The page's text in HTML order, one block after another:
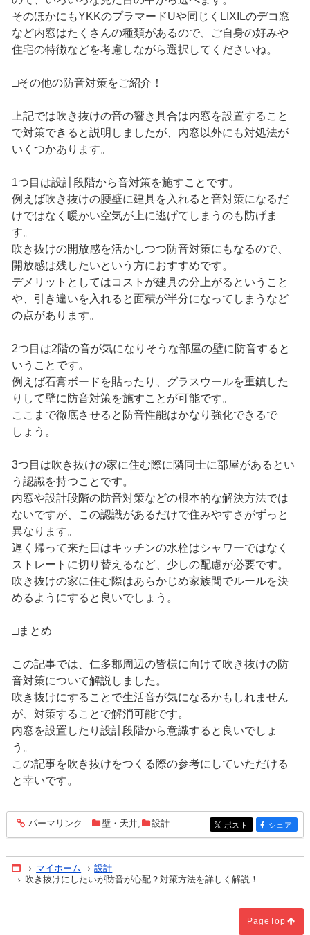
そのほかにもYKKのプラマードUや同じくLIXILのデコ窓
など内窓はたくさんの種類があるので、ご自身の好みや
住宅の特徴などを考慮しながら選択してくださいね。
□その他の防音対策をご紹介！
上記では吹き抜けの音の響き具合は内窓を設置すること
で対策できると説明しましたが、内窓以外にも対処法が
いくつかあります。
1つ目は設計段階から音対策を施すことです。
例えば吹き抜けの腰壁に建具を入れると音対策になるだ
けではなく暖かい空気が上に逃げてしまうのも防げま
す。
吹き抜けの開放感を活かしつつ防音対策にもなるので、
開放感は残したいという方におすすめです。
デメリットとしてはコストが建具の分上がるということ
や、引き違いを入れると面積が半分になってしまうなど
の点があります。
2つ目は2階の音が気になりそうな部屋の壁に防音すると
いうことです。
例えば石膏ボードを貼ったり、グラスウールを重鎮した
りして壁に防音対策を施すことが可能です。
ここまで徹底させると防音性能はかなり強化できるで
しょう。
3つ目は吹き抜けの家に住む際に隣同士に部屋があるとい
う認識を持つことです。
内窓や設計段階の防音対策などの根本的な解決方法では
ないですが、この認識があるだけで住みやすさがずっと
異なります。
遅く帰って来た日はキッチンの水栓はシャワーではなく
ストレートに切り替えるなど、少しの配慮が必要です。
吹き抜けの家に住む際はあらかじめ家族間でルールを決
めるようにすると良いでしょう。
□まとめ
この記事では、仁多郡周辺の皆様に向けて吹き抜けの防
音対策について解説しました。
吹き抜けにすることで生活音が気になるかもしれません
が、対策することで解消可能です。
内窓を設置したり設計段階から意識すると良いでしょ
う。
この記事を吹き抜けをつくる際の参考にしていただける
と幸いです。
entry1009
パーマリンク 壁・天井, 設計 entry1009
ポスト entry1009
シェア
Home
マイホーム
設計
吹き抜けにしたいが防音が心配？対策方法を詳しく解説！
PageTop